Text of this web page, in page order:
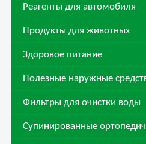
Реагенты для автомобиля
Продукты для животных
Здоровое питание
Полезные наружные
Фильтры для очистки воды
Супинированные